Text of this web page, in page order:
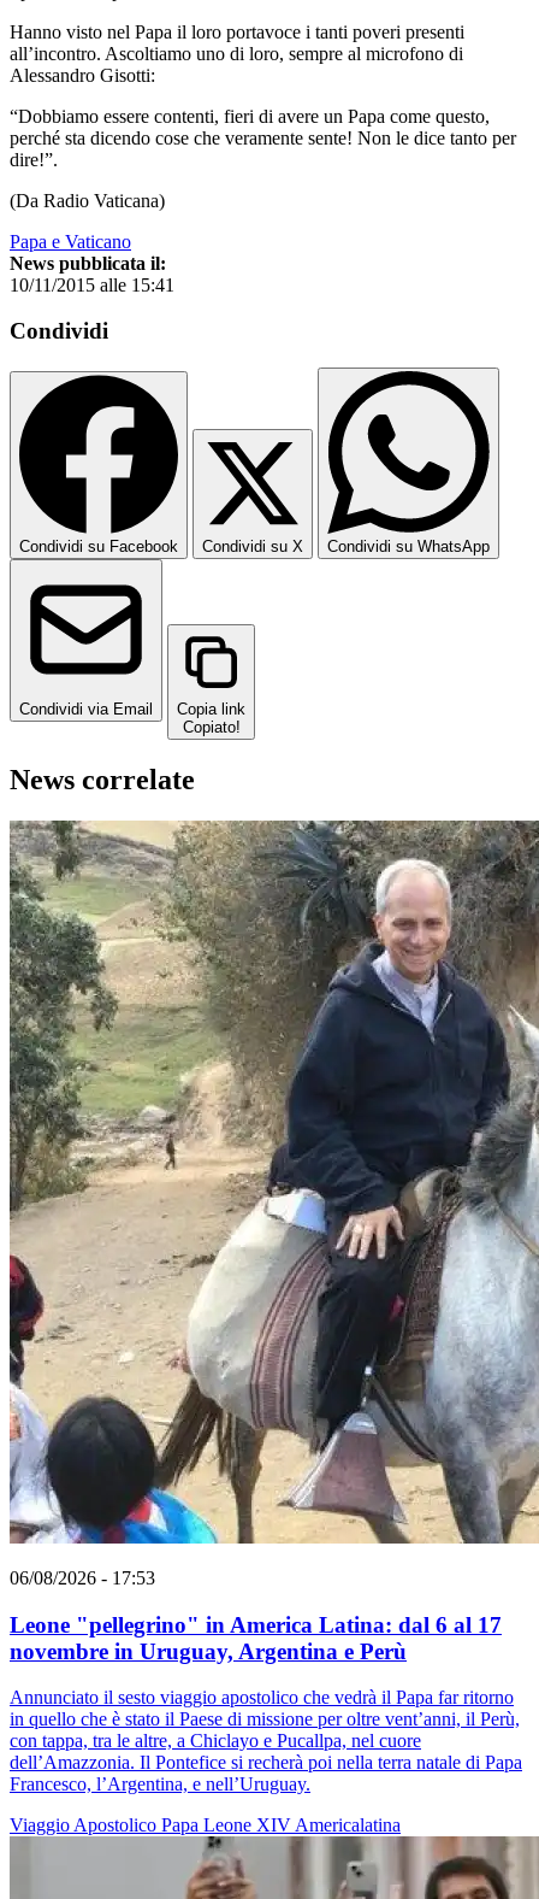
Hanno visto nel Papa il loro portavoce i tanti poveri presenti
all’incontro. Ascoltiamo uno di loro, sempre al microfono di
Alessandro Gisotti:
“Dobbiamo essere contenti, fieri di avere un Papa come questo,
perché sta dicendo cose che veramente sente! Non le dice tanto per
dire!”.
(Da Radio Vaticana)
Papa e Vaticano
News pubblicata il:
10/11/2015 alle 15:41
Condividi
Condividi su Facebook Condividi su X Condividi su WhatsApp
Condividi via Email
Copia link
Copiato!
News correlate
06/08/2026 - 17:53
Leone "pellegrino" in America Latina: dal 6 al 17
novembre in Uruguay, Argentina e Perù
Annunciato il sesto viaggio apostolico che vedrà il Papa far ritorno
in quello che è stato il Paese di missione per oltre vent’anni, il Perù,
con tappa, tra le altre, a Chiclayo e Pucallpa, nel cuore
dell’Amazzonia. Il Pontefice si recherà poi nella terra natale di Papa
Francesco, l’Argentina, e nell’Uruguay.
Viaggio Apostolico Papa Leone XIV Americalatina